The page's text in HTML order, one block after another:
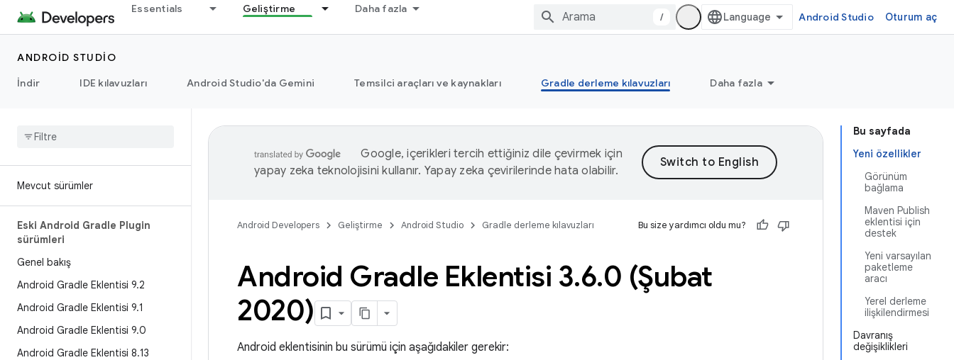
Essentials Geliştirme Daha fazla
/ Android Studio Oturum aç
ANDROID STUDIO
İndir
IDE kılavuzları Android Studio'da Gemini Temsilci araçları ve kaynakları Gradle derleme kılavuzları Daha fazla
Mevcut sürümler
Eski Android Gradle Plugin
sürümleri
Genel bakış
Android Gradle Eklentisi 9.2
Android Gradle Eklentisi 9.1
Android Gradle Eklentisi 9.0
Android Gradle Eklentisi 8.13
Bu sayfada
Yeni özellikler
Görünüm
bağlama
Maven Publish
eklentisi için
destek
Yeni varsayılan
paketleme
aracı
Yerel derleme
ilişkilendirmesi
Davranış
değişiklikleri
Google, içerikleri tercih ettiğiniz dile çevirmek için
yapay zeka teknolojisini kullanır. Yapay zeka çevirilerinde hata olabilir.
Android Developers Geliştirme Android Studio Gradle derleme kılavuzları Bu size yardımcı oldu mu?
Android Gradle Eklentisi 3.6.0 (Şubat
2020)
Android eklentisinin bu sürümü için aşağıdakiler gerekir: